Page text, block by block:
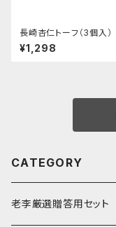
長崎杏仁トーフ（3個入）
¥1,298
CATEGORY
老李厳選贈答用セット